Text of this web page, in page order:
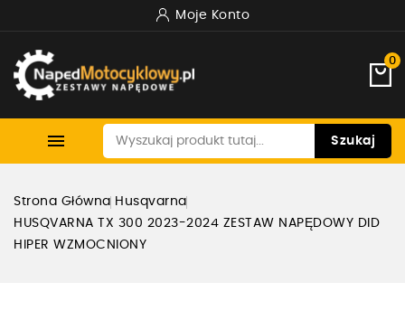
Moje Konto
0
 Szukaj
Strona Główna Husqvarna
HUSQVARNA TX 300 2023-2024 ZESTAW NAPĘDOWY DID
HIPER WZMOCNIONY